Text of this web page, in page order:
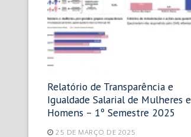
Relatório de Transparência e
Igualdade Salarial de Mulheres e
Homens – 1º Semestre 2025
25 DE MARÇO DE 2025